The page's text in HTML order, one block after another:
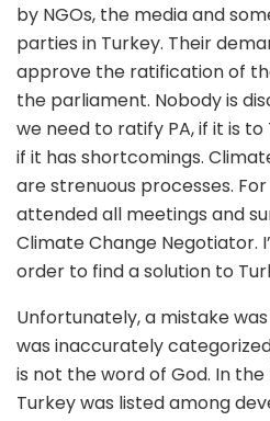
by NGOs, the media and
parties in Turkey. Their
approve the ratification of
the parliament. Nobody is
we need to ratify PA, if it is
if it has shortcomings.
are strenuous processes.
attended all meetings and
Climate Change Negotiator.
order to find a solution to
Unfortunately, a mistake was
was inaccurately
is not the word of God. In
Turkey was listed among